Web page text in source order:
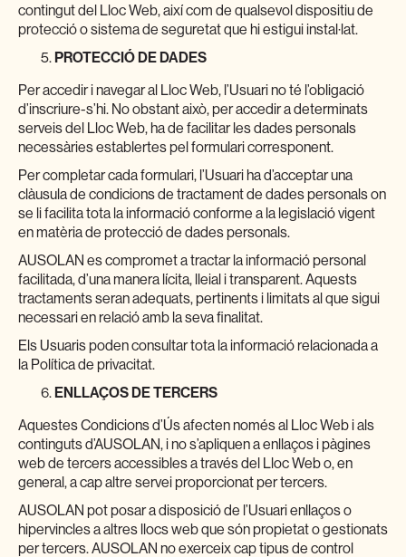
contingut del Lloc Web, així com de qualsevol dispositiu de
protecció o sistema de seguretat que hi estigui instal·lat.
PROTECCIÓ DE DADES
Per accedir i navegar al Lloc Web, l’Usuari no té l’obligació
d’inscriure-s’hi. No obstant això, per accedir a determinats
serveis del Lloc Web, ha de facilitar les dades personals
necessàries establertes pel formulari corresponent.
Per completar cada formulari, l’Usuari ha d’acceptar una
clàusula de condicions de tractament de dades personals on
se li facilita tota la informació conforme a la legislació vigent
en matèria de protecció de dades personals.
AUSOLAN es compromet a tractar la informació personal
facilitada, d’una manera lícita, lleial i transparent. Aquests
tractaments seran adequats, pertinents i limitats al que sigui
necessari en relació amb la seva finalitat.
Els Usuaris poden consultar tota la informació relacionada a
la Política de privacitat.
ENLLAÇOS DE TERCERS
Aquestes Condicions d’Ús afecten només al Lloc Web i als
continguts d’AUSOLAN, i no s’apliquen a enllaços i pàgines
web de tercers accessibles a través del Lloc Web o, en
general, a cap altre servei proporcionat per tercers.
AUSOLAN pot posar a disposició de l’Usuari enllaços o
hipervincles a altres llocs web que són propietat o gestionats
per tercers. AUSOLAN no exerceix cap tipus de control